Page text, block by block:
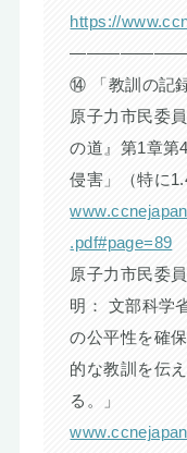
https://
⑭ 「教訓の記
原子力市民委
の道』第1章第
侵害」（特に
.pdf#page=89
原子力市民委
明： 文部科学
の公平性を確
的な教訓を伝
る。」